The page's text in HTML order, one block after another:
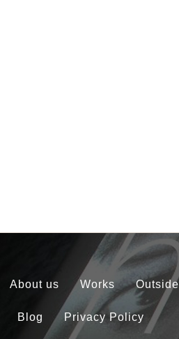
About us Works Outside
Blog Privacy Policy